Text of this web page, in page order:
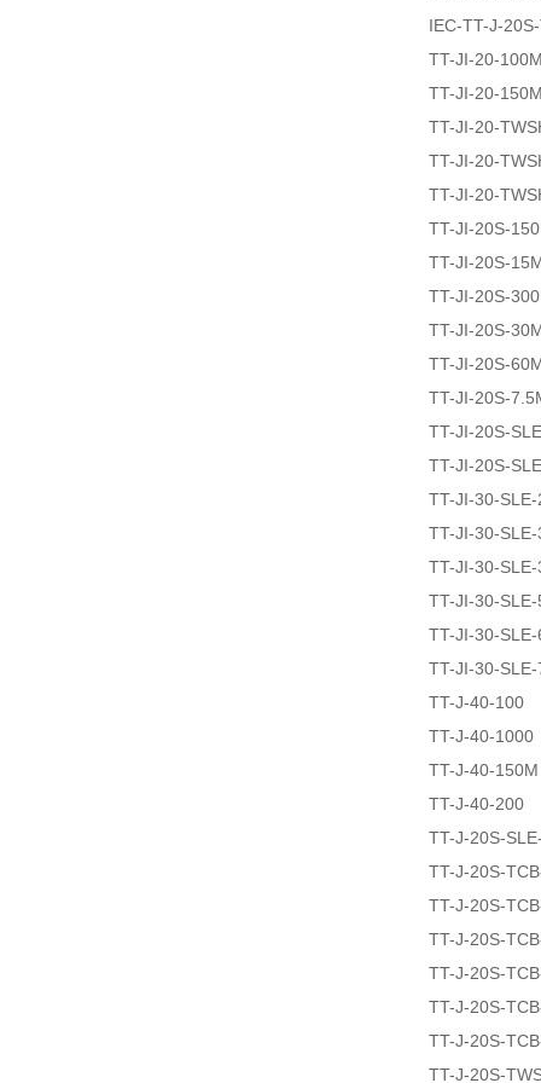
IEC-TT-J-
TT-JI-20-
TT-JI-20-
TT-JI-20-
TT-JI-20-
TT-JI-20-
TT-JI-20S-
TT-JI-20S-
TT-JI-20S-
TT-JI-20S-
TT-JI-20S-
TT-JI-20S-
TT-JI-20S-
TT-JI-20S-
TT-JI-30-
TT-JI-30-
TT-JI-30-
TT-JI-30-
TT-JI-30-
TT-JI-30-
TT-J-40-100
TT-J-40-1000
TT-J-40-150M
TT-J-40-200
TT-J-20S-
TT-J-20S-
TT-J-20S-
TT-J-20S-
TT-J-20S-
TT-J-20S-
TT-J-20S-
TT-J-20S-